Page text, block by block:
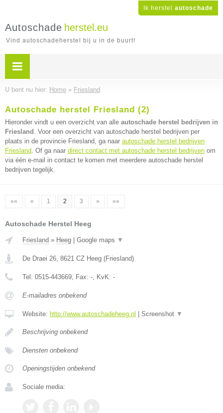
Ik herstel autoschade
Autoschade herstel.eu
Vind autoschadeherstel bij u in de buurt!
U bent nu hier: Home » Friesland
Autoschade herstel Friesland (2)
Hieronder vindt u een overzicht van alle autoschade herstel bedrijven in
Friesland . Voor een overzicht van autoschade herstel bedrijven per
plaats in de provincie Friesland, ga naar autoschade herstel bedrijven
Friesland. Of ga naar direct contact met autoschade herstel bedrijven om
via één e-mail in contact te komen met meerdere autoschade herstel
bedrijven tegelijk.
«« « 1 2 3 » »»
Autoschade Herstel Heeg
Friesland » Heeg Google maps ▼
De Draei 26, 8621 CZ Heeg (Friesland)
Tel: 0515-443669, Fax: -, KvK: -
E-mailadres onbekend
Website: http://www.autoschadeheeg.nl Screenshot ▼
Beschrijving onbekend
Diensten onbekend
Openingstijden onbekend
Sociale media: